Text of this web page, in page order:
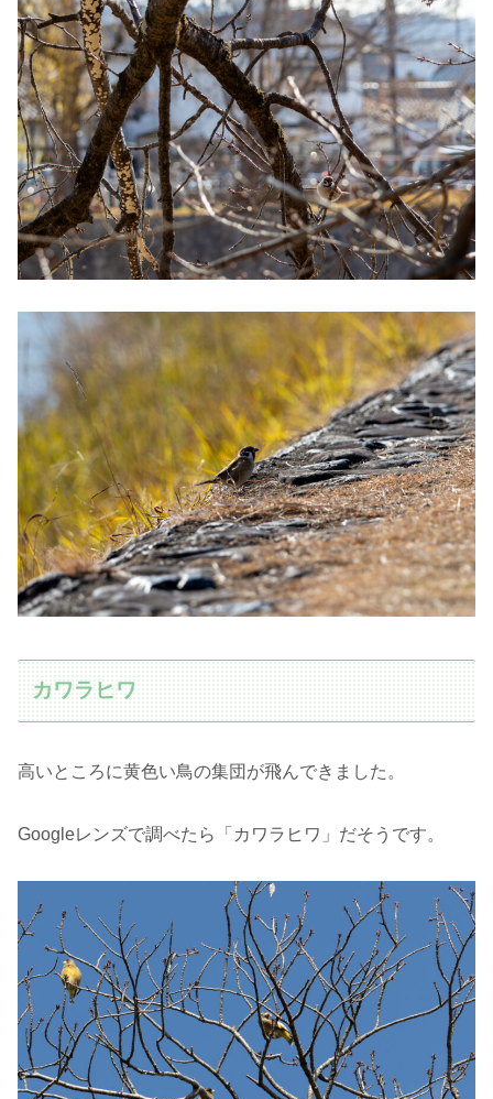
カワラヒワ
高いところに黄色い鳥の集団が飛んできました。
Googleレンズで調べたら「カワラヒワ」だそうです。